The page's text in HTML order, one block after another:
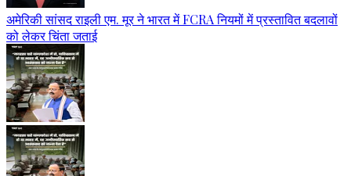
अमेरिकी सांसद राइली एम. मूर ने भारत में FCRA नियमों में प्रस्तावित बदलावों
को लेकर चिंता जताई